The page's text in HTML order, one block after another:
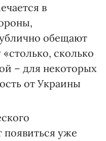
в
обещают
сколько
– для некоторых
от Украины
уже